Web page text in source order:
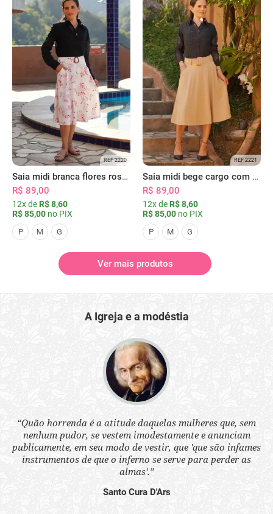
REF 2220
Saia midi branca flores rosas com bolsos
R$ 89,00
12x de R$ 8,60
R$ 85,00 no PIX
P M G
REF 2221
Saia midi bege cargo com bolsos
R$ 89,00
12x de R$ 8,60
R$ 85,00 no PIX
P M G
Ver mais produtos
A Igreja e a modéstia
“Quão horrenda é a atitude daquelas mulheres que, sem
nenhum pudor, se vestem imodestamente e anunciam
publicamente, em seu modo de vestir, que 'que são infames
instrumentos de que o inferno se serve para perder as
almas'.”
Santo Cura D'Ars